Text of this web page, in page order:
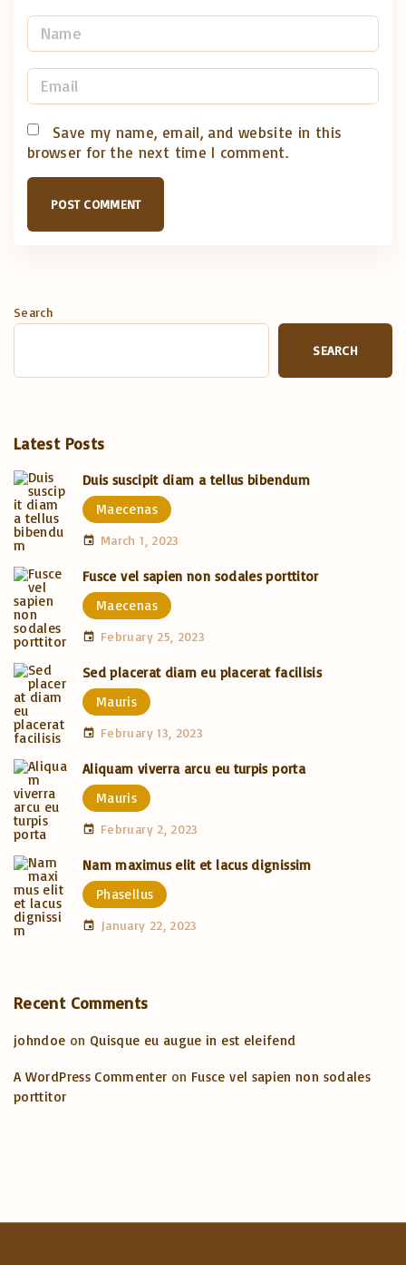
a
m
e
*
m
a
i
l
Save my name, email, and website in this
browser for the next time I comment.
Search
SEARCH
Latest Posts
Duis suscipit diam a tellus bibendum
Maecenas
March 1, 2023
Fusce vel sapien non sodales porttitor
Maecenas
February 25, 2023
Sed placerat diam eu placerat facilisis
Mauris
February 13, 2023
Aliquam viverra arcu eu turpis porta
Mauris
February 2, 2023
Nam maximus elit et lacus dignissim
Phasellus
January 22, 2023
Recent Comments
johndoe on Quisque eu augue in est eleifend
A WordPress Commenter on Fusce vel sapien non sodales
porttitor